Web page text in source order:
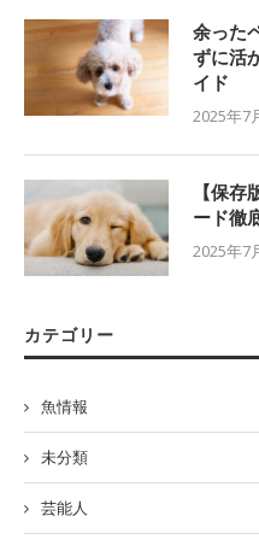
余った
ずに活
イド
2025年7
【保
ード徹
2025年7
カテゴリー
魚情報
未分類
芸能人